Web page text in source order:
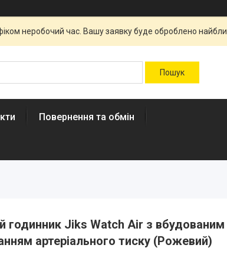
неробочий час. Вашу заявку буде оброблено
Повернення та обмін
годинник Jiks Watch Air з
артеріального тиску (Рожевий)